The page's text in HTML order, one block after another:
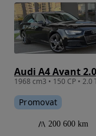
Audi A4 Avant
Promovat
200 600 km